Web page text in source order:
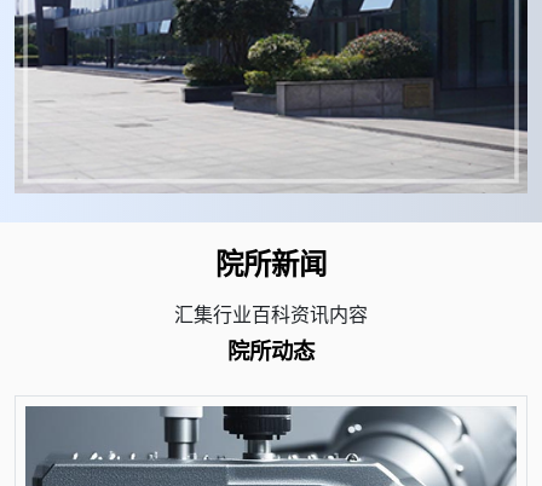
院所新闻
汇集行业百科资讯内容
院所动态